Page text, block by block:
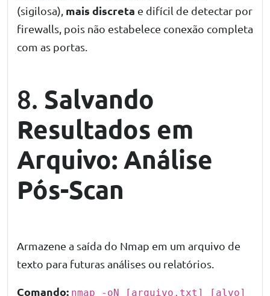
(sigilosa), mais discreta e difícil de detectar por
firewalls, pois não estabelece conexão completa
com as portas.
8. Salvando
Resultados em
Arquivo: Análise
Pós-Scan
Armazene a saída do Nmap em um arquivo de
texto para futuras análises ou relatórios.
Comando: nmap -oN [arquivo.txt] [alvo]